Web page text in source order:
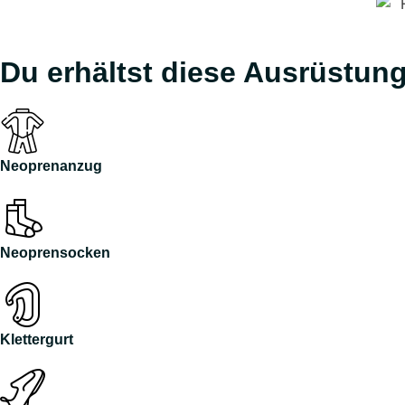
Du erhältst diese
Neoprenanzug
Neoprensocken
Klettergurt